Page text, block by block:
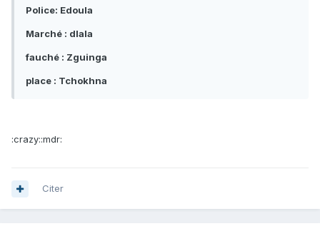
Police: Edoula
Marché : dlala
fauché : Zguinga
place : Tchokhna
:crazy::mdr:
Citer